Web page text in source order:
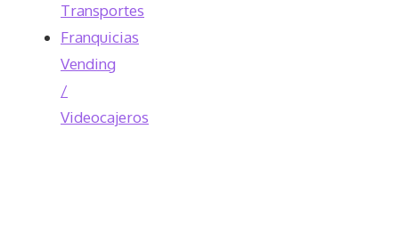
Transportes
Franquicias
Vending
/
Videocajeros